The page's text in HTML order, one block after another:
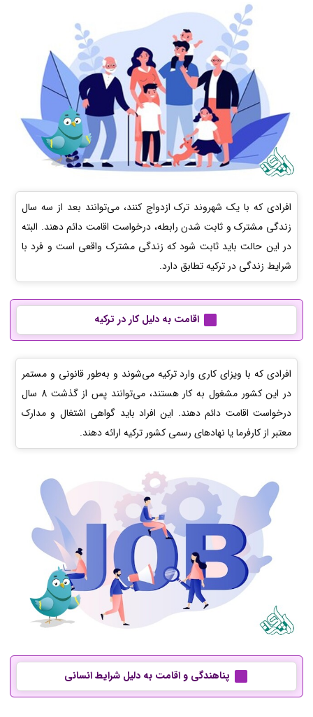
افرادی که با یک شهروند ترک ازدواج کنند، می‌توانند بعد از سه سال
زندگی مشترک و ثابت شدن رابطه، درخواست اقامت دائم دهند. البته
در این حالت باید ثابت شود که زندگی مشترک واقعی است و فرد با
شرایط زندگی در ترکیه تطابق دارد.
اقامت به دلیل کار در ترکیه
افرادی که با ویزای کاری وارد ترکیه می‌شوند و به‌طور قانونی و مستمر
در این کشور مشغول به کار هستند، می‌توانند پس از گذشت 8 سال
درخواست اقامت دائم دهند. این افراد باید گواهی اشتغال و مدارک
معتبر از کارفرما یا نهادهای رسمی کشور ترکیه ارائه دهند.
پناهندگی و اقامت به دلیل شرایط انسانی